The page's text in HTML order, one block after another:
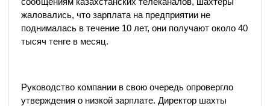
жаловались, что зарплата на предприятии не
поднималась в течение 10 лет, они получают около 40
тысяч тенге в месяц.
Руководство компании в свою очередь опровергло
утверждения о низкой зарплате. Директор шахты